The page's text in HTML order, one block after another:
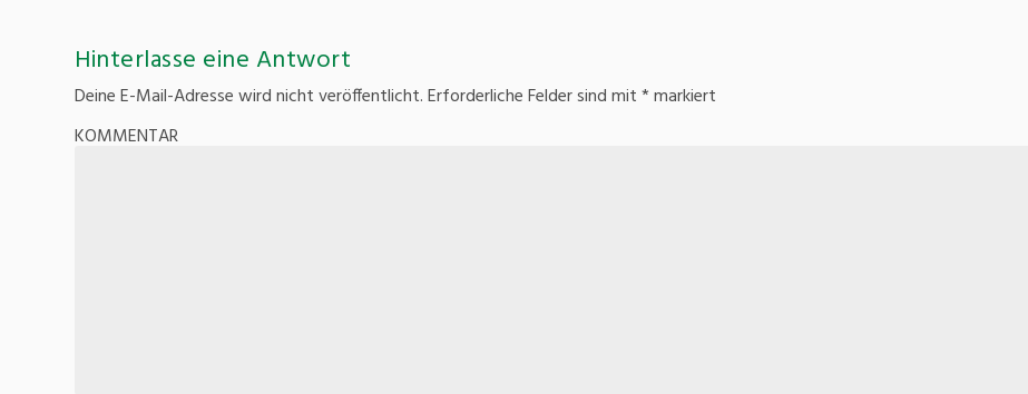
Hinterlasse eine Antwort
Deine E-Mail-Adresse wird nicht veröffentlicht. Erforderliche Felder sind mit*markiert
KOMMENTAR